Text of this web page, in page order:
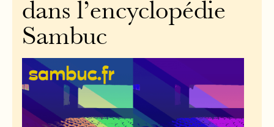
dans l’encyclopédie
Sambuc